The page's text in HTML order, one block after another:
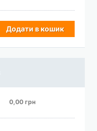
Додати в кошик
0,00 грн